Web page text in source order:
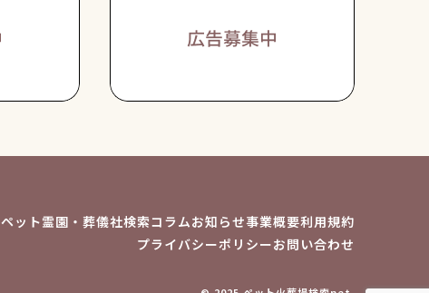
ペット霊園・葬儀社検索コラムお知らせ事業概要利用規約
プライバシーポリシーお問い合わせ